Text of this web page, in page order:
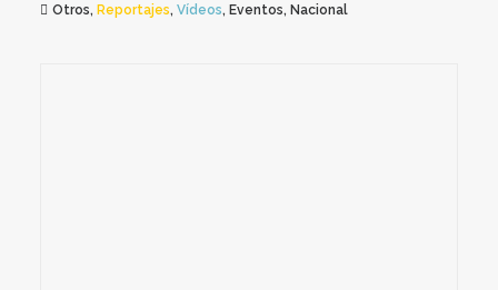
Otros, Reportajes, Vídeos, Eventos, Nacional